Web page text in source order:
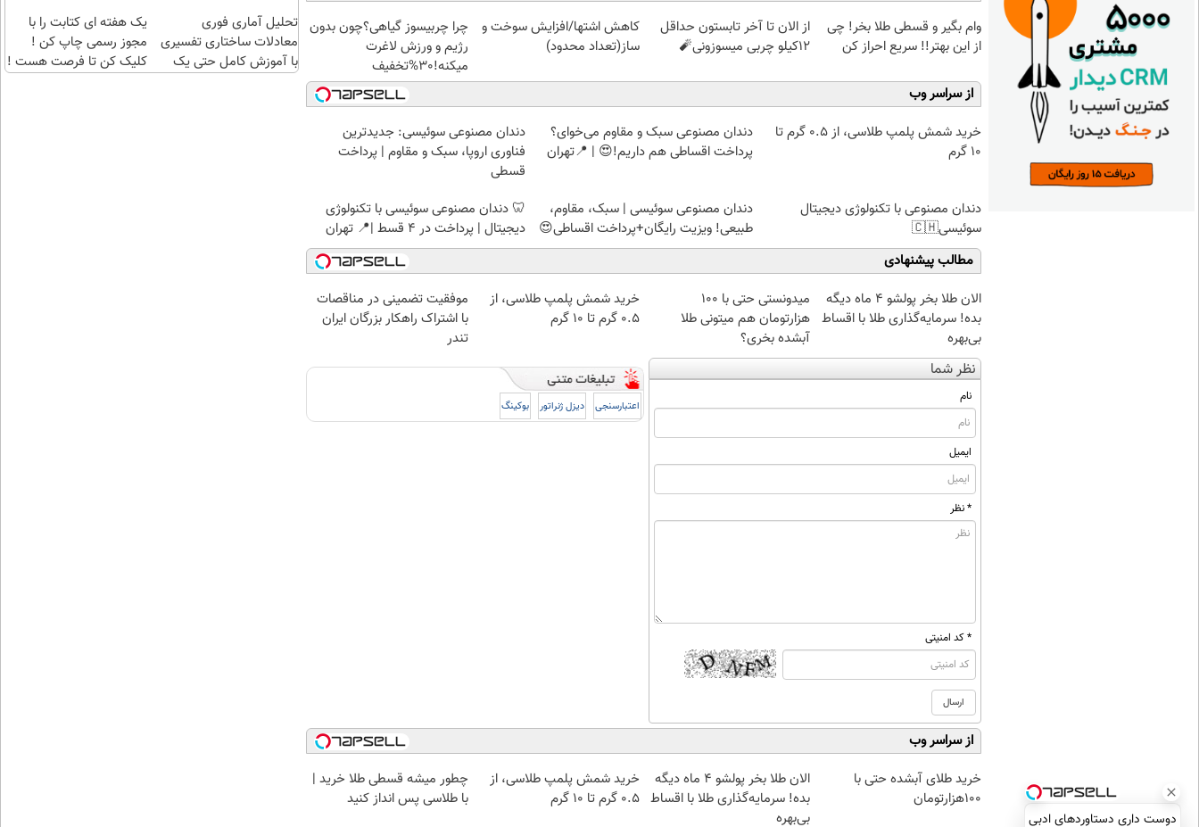
وام بگیر و قسطی طلا بخر! چی
از این بهتر!! سریع احراز کن
از الان تا آخر تابستون حداقل
12کیلو چربی میسوزونی🧨
کاهش اشتها/افزایش سوخت و
ساز(تعداد محدود)
چرا چربیسوز گیاهی؟چون بدون
رژیم و ورزش لاغرت
میکنه!30%تخفیف
از سراسر وب
خرید شمش پلمپ طلاسی، از ۰.۵ گرم تا
۱۰ گرم
دندان مصنوعی سبک و مقاوم می‌خوای؟
پرداخت اقساطی هم داریم!😍 | 📍تهران
دندان مصنوعی سوئیسی: جدیدترین
فناوری اروپا، سبک و مقاوم | پرداخت
قسطی
دندان مصنوعی با تکنولوژی دیجیتال
سوئیسی🇨🇭
دندان مصنوعی سوئیسی | سبک، مقاوم،
طبیعی! ویزیت رایگان+پرداخت اقساطی😍
🦷 دندان مصنوعی سوئیسی با تکنولوژی
دیجیتال | پرداخت در 4 قسط |📍 تهران
مطالب پیشنهادی
الان طلا بخر پولشو 4 ماه دیگه
بده! سرمایه‌گذاری طلا با اقساط
بی‌بهره
میدونستی حتی با ۱۰۰
هزارتومان هم میتونی طلا
آبشده بخری؟
خرید شمش پلمپ طلاسی، از
۰.۵ گرم تا ۱۰ گرم
موفقیت تضمینی در مناقصات
با اشتراک راهکار بزرگان ایران
تندر
نظر شما
نام
ایمیل
* نظر
* کد امنیتی
اعتبارسنجی دیزل ژنراتور بوکینگ
از سراسر وب
خرید طلای آبشده حتی با
۱۰۰هزارتومان
الان طلا بخر پولشو 4 ماه دیگه
بده! سرمایه‌گذاری طلا با اقساط
بی‌بهره
خرید شمش پلمپ طلاسی، از
۰.۵ گرم تا ۱۰ گرم
چطور میشه قسطی طلا خرید |
با طلاسی پس انداز کنید
تحلیل آماری فوری
معادلات ساختاری تفسیری
با آموزش کامل حتی یک
یک هفته ای کتابت را با
مجوز رسمی چاپ کن !
کلیک کن تا فرصت هست !
دوست داری دستاوردهای ادبی